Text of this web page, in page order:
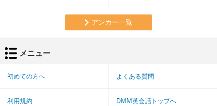
アンカー一覧
メニュー
初めての方へ よくある質問
利用規約 DMM英会話トップへ